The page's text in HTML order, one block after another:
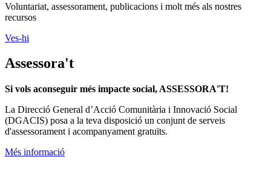
Voluntariat, assessorament, publicacions i molt més als nostres
recursos
Ves-hi
Assessora't
Si vols aconseguir més impacte social, ASSESSORA'T!
La Direcció General d’Acció Comunitària i Innovació Social
(DGACIS) posa a la teva disposició un conjunt de serveis
d'assessorament i acompanyament gratuïts.
Més informació